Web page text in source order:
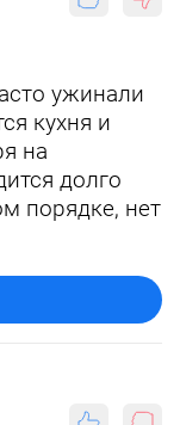
ужинали
кухня и
на
долго
порядке, нет